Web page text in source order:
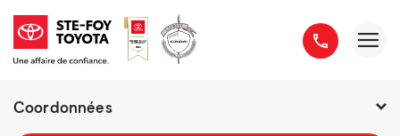
Coordonnées